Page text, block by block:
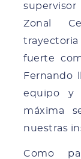
Zonal
trayectoria
fuerte
Fernando
equipo y
máxima
nuestras
Como